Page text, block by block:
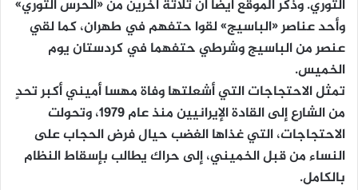
الثوري. وذكر الموقع أيضاً أن ثلاثة آخرين من «الحرس الثوري»
وأحد عناصر «الباسيج» لقوا حتفهم في طهران، كما لقي
عنصر من الباسيج وشرطي حتفهما في كردستان يوم
الخميس.
تمثل الاحتجاجات التي أشعلتها وفاة مهسا أميني أكبر تحدٍ
من الشارع إلى القادة الإيرانيين منذ عام 1979، وتحولت
الاحتجاجات، التي غذاها الغضب حيال فرض الحجاب على
النساء من قبل الخميني، إلى حراك يطالب بإسقاط النظام
بالكامل.